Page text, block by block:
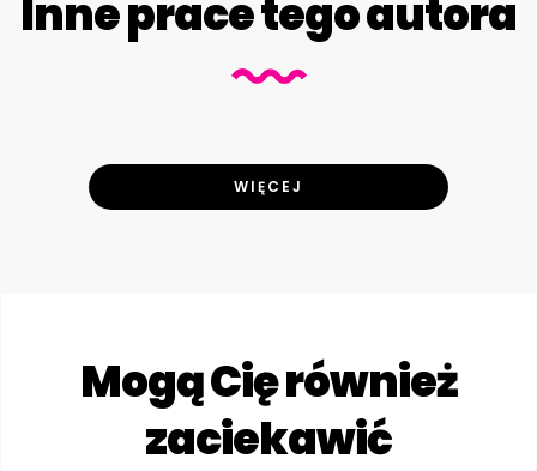
Inne prace tego autora
WIĘCEJ
Mogą Cię również
zaciekawić